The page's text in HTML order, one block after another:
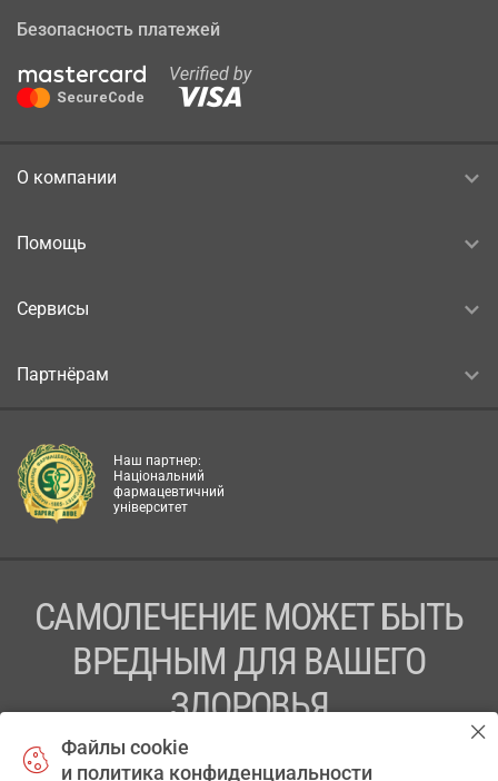
Безопасность платежей
О компании
Помощь
Сервисы
Партнёрам
Наш партнер:
Національний
фармацевтичний
університет
САМОЛЕЧЕНИЕ МОЖЕТ БЫТЬ
ВРЕДНЫМ ДЛЯ ВАШЕГО
ЗДОРОВЬЯ
ПЕРЕД ПРИМЕНЕНИЕМ ПРЕПАРАТА
Файлы cookie
и политика конфиденциальности